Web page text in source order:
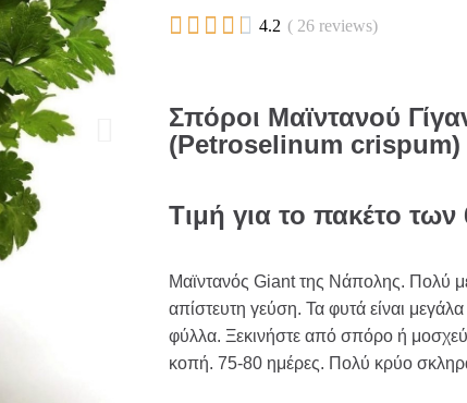
     4.2 ( 26 reviews)
Σπόροι Μαϊντανού
(Petroselinum crispum)
Τιμή για το πακέτο
Μαϊντανός Giant της Νάπολης. Πολύ
απίστευτη γεύση. Τα φυτά είναι
φύλλα. Ξεκινήστε από σπόρο ή
κοπή. 75-80 ημέρες. Πολύ κρύο